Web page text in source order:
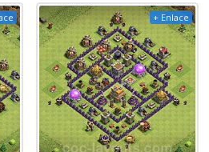
+ Enlace